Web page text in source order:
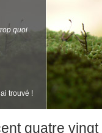
quoi
trouvé !
quatre